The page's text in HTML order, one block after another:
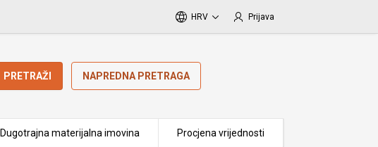
HRV Prijava
PRETRAŽI NAPREDNA PRETRAGA
Dugotrajna materijalna imovina Procjena vrijednosti